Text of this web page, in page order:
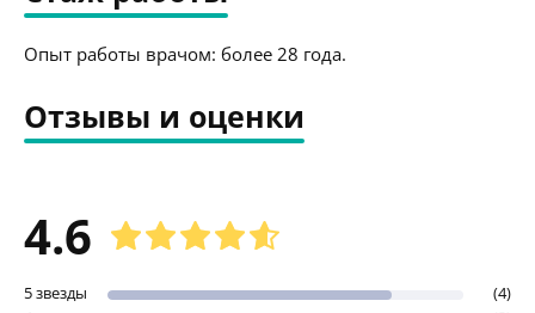
Опыт работы врачом: более 28 года.
Отзывы и оценки
4.6
5 звезды
(4)